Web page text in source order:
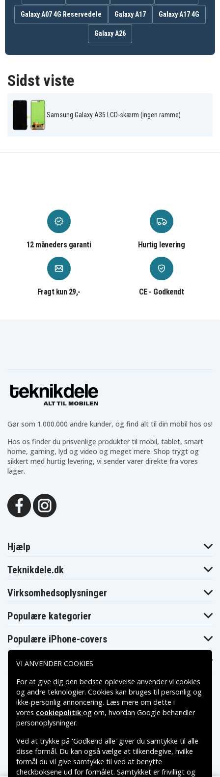
Galaxy A07 4G Reservedele Galaxy A17 Galaxy A17 4G
Galaxy A26
Sidst viste
Samsung Galaxy A35 LCD-skærm (ingen ramme)
12 måneders garanti Hurtig levering
Fragt kun 29,- CE - Godkendt
Gør som 1.000.000 andre kunder, og find alt til din mobil hos os!
Hos os finder du prisvenlige produkter til mobil, tablet, smart
home, gaming, lyd og video og meget mere. Shop trygt og
sikkert med hurtig levering, vi sender varer direkte fra vores
lager.
Hjælp
Teknikdele.dk
Virksomhedsoplysninger
Populære kategorier
Populære iPhone-covers
Populære Samsung-covers
Betalingsmuligheder
Leveringsmuligheder
VI ANVENDER COOKIES
For at give dig den bedste oplevelse anvender vi cookies
og andre teknologier. Cookies kan bruges til personlig og
ikke-personlig annoncering. Læs mere om dette i
vores cookiepolitik og om, hvordan Google behandler
personoplysninger.
Ved at trykke på 'Godkend alle' giver du samtykke til alle
disse formål. Du kan også vælge at tilkendegive, hvilke
formål du vil give samtykke til ved at benytte
checkboksene ud for formålet. Samtykket er frivilligt og